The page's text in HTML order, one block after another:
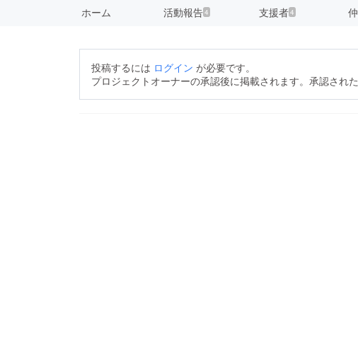
ホーム 活動報告4 支援者4
投稿するには ログイン が必要です。
プロジェクトオーナーの承認後に掲載されます。承認され